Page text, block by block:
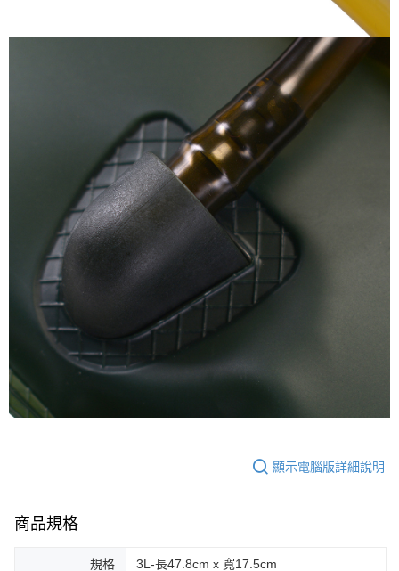
顯示電腦版詳細說明
商品規格
規格 3L-長47.8cm x 寬17.5cm